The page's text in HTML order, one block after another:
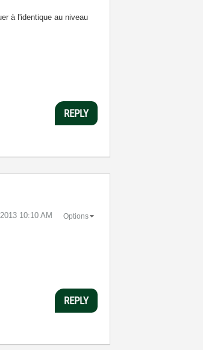
à l'identique au niveau
REPLY
10:10 AM Options
REPLY